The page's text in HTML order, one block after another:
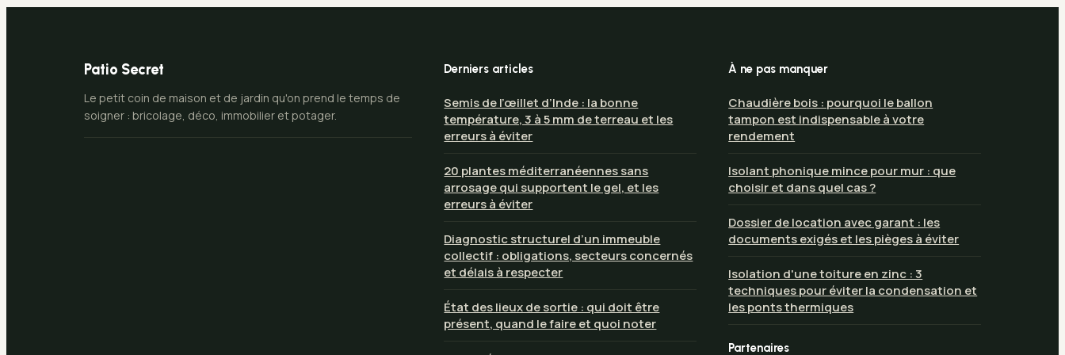
Patio Secret
Le petit coin de maison et de jardin qu'on prend le temps de
soigner : bricolage, déco, immobilier et potager.
Derniers articles
Semis de l’œillet d’Inde : la bonne
température, 3 à 5 mm de terreau et les
erreurs à éviter
20 plantes méditerranéennes sans
arrosage qui supportent le gel, et les
erreurs à éviter
Diagnostic structurel d’un immeuble
collectif : obligations, secteurs concernés
et délais à respecter
État des lieux de sortie : qui doit être
présent, quand le faire et quoi noter
À ne pas manquer
Chaudière bois : pourquoi le ballon
tampon est indispensable à votre
rendement
Isolant phonique mince pour mur : que
choisir et dans quel cas ?
Dossier de location avec garant : les
documents exigés et les pièges à éviter
Isolation d'une toiture en zinc : 3
techniques pour éviter la condensation et
les ponts thermiques
Partenaires